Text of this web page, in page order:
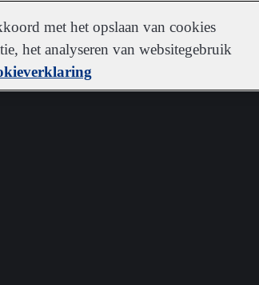
met het opslaan van cookies
het analyseren van websitegebruik